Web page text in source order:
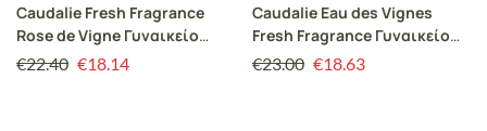
Caudalie Fresh Fragrance
Rose de Vigne Γυναικείο
Άρωμα, 50ml
€22.40 €18.14
Caudalie Eau des Vignes
Fresh Fragrance Γυναικείο
Άρωμα, 50ml
€23.00 €18.63